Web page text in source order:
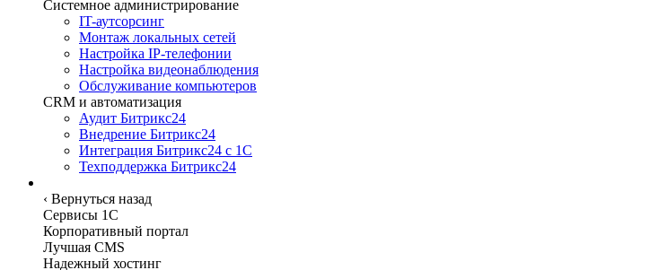
Системное администрирование
IT-аутсорсинг
Монтаж локальных сетей
Настройка IP-телефонии
Настройка видеонаблюдения
Обслуживание компьютеров
CRM и автоматизация
Аудит Битрикс24
Внедрение Битрикс24
Интеграция Битрикс24 с 1С
Техподдержка Битрикс24
‹ Вернуться назад
Сервисы 1C
Корпоративный портал
Лучшая CMS
Надежный хостинг